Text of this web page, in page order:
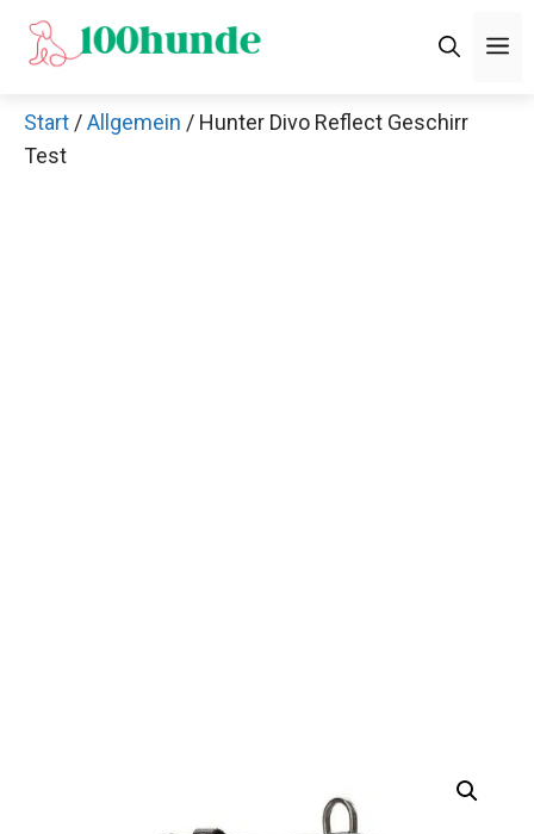
Zum
Inhalt
Start /Allgemein / Hunter Divo Reflect Geschirr
Test